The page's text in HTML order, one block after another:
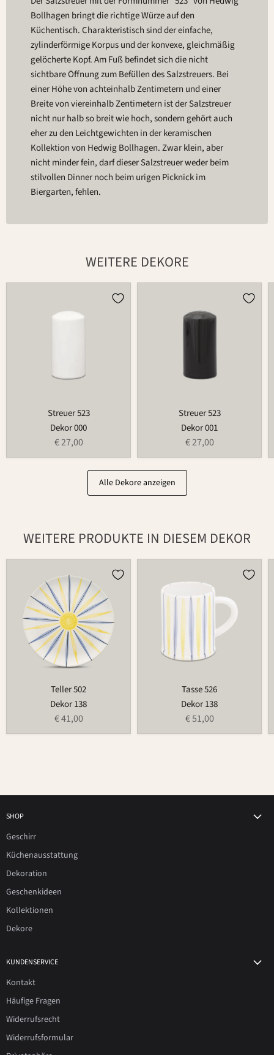
Bollhagen bringt die richtige Würze auf den
Küchentisch. Charakteristisch sind der einfache,
zylinderförmige Korpus und der konvexe, gleichmäßig
gelöcherte Kopf. Am Fuß befindet sich die nicht
sichtbare Öffnung zum Befüllen des Salzstreuers. Bei
einer Höhe von achteinhalb Zentimetern und einer
Breite von viereinhalb Zentimetern ist der Salzstreuer
nicht nur halb so breit wie hoch, sondern gehört auch
eher zu den Leichtgewichten in der keramischen
Kollektion von Hedwig Bollhagen. Zwar klein, aber
nicht minder fein, darf dieser Salzstreuer weder beim
stilvollen Dinner noch beim urigen Picknick im
Biergarten, fehlen.
WEITERE DEKORE
Streuer 523
Dekor 000
€ 27,00
Streuer 523
Dekor 001
€ 27,00
Alle Dekore anzeigen
WEITERE PRODUKTE IN DIESEM DEKOR
Teller 502
Dekor 138
€ 41,00
Tasse 526
Dekor 138
€ 51,00
SHOP
Geschirr
Küchenausstattung
Dekoration
Geschenkideen
Kollektionen
Dekore
KUNDENSERVICE
Kontakt
Häufige Fragen
Widerrufsrecht
Widerrufsformular